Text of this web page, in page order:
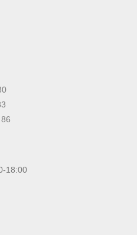
18:00